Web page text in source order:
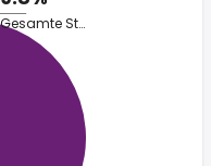
Gesamte Steuer